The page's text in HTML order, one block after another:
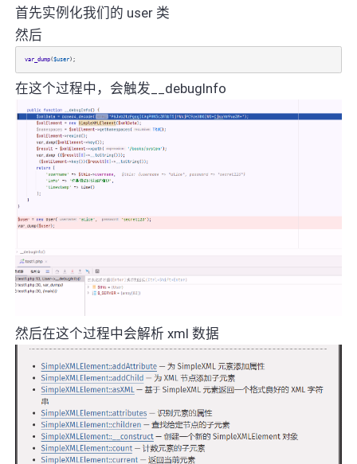
首先实例化我们的 user 类
然后
var_dump($user);
在这个过程中，会触发__debugInfo
然后在这个过程中会解析 xml 数据